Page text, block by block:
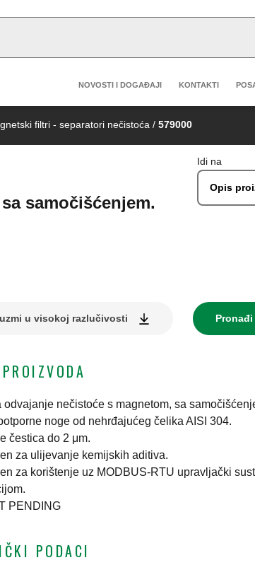
Header secondary
NOVOSTI I DOGAĐAJI KONTAKTI
filtri - separatori nečistoća / 579000
samočišćenjem.
Idi na
Opis
u visokoj razlučivosti
odvajanje nečistoće s magnetom, sa
noge od nehrđajućeg čelika AISI 304.
čestica do 2 μm.
za ulijevanje kemijskih aditiva.
za korištenje uz MODBUS-RTU upravljački
PENDING
PODACI